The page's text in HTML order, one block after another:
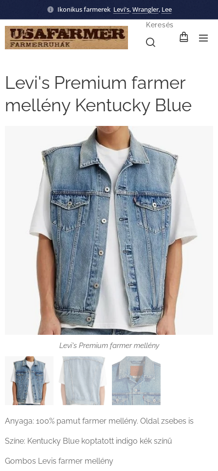
Ikonikus farmerek Levi's,Wrangler, Lee
Keresés
Levi's Premium farmer
mellény Kentucky Blue
Levi's Premium farmer mellény
Levi's Premium farmer mellény hátulnézetből
Levi's Premium farmermellény gallér
Anyaga: 100% pamut farmer mellény. Oldal zsebes is
Színe: Kentucky Blue koptatott indigo kék színű
Gombos Levis farmer mellény